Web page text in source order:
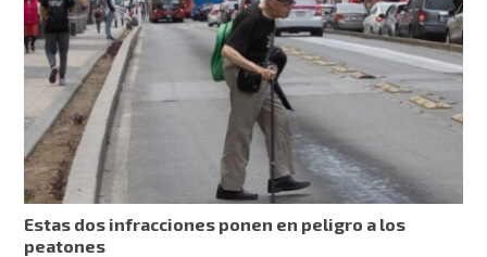
Estas dos infracciones ponen en peligro a los
peatones